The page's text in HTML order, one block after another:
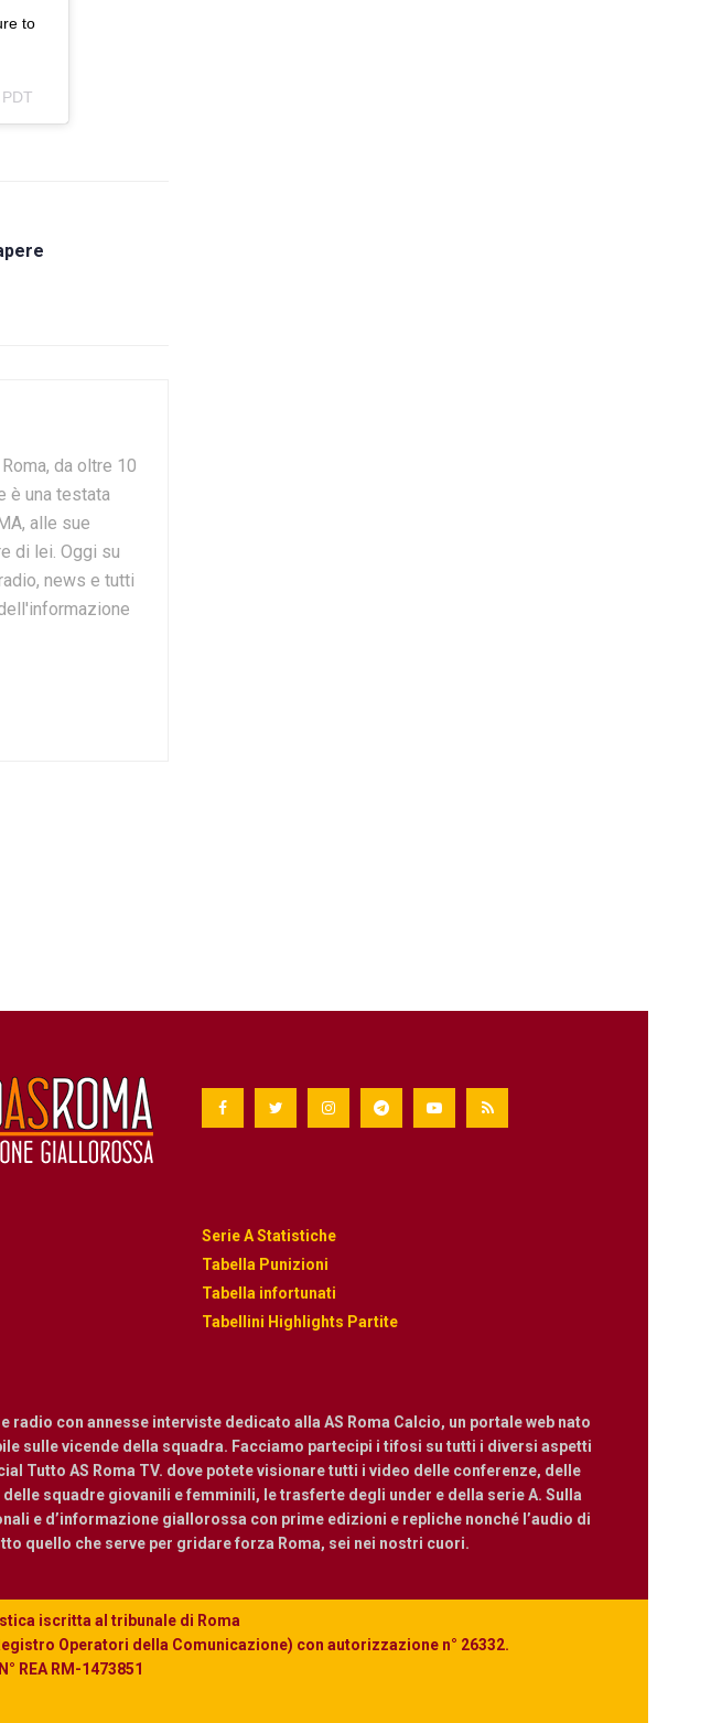
to
da oltre 10
è una testata
alle sue
di lei. Oggi su
news e tutti
Serie A Statistiche
Tabella Punizioni
Tabella infortunati
Tabellini Highlights Partite
con annesse interviste dedicato alla AS Roma Calcio, un portale web nato
sulle vicende della squadra. Facciamo partecipi i tifosi su tutti i diversi aspetti
Tutto AS Roma TV. dove potete visionare tutti i video delle conferenze, delle
squadre giovanili e femminili, le trasferte degli under e della serie A. Sulla
e d’informazione giallorossa con prime edizioni e repliche nonché l’audio di
quello che serve per gridare forza Roma, sei nei nostri cuori.
iscritta al tribunale di Roma
Operatori della Comunicazione) con autorizzazione n° 26332.
REA RM-1473851